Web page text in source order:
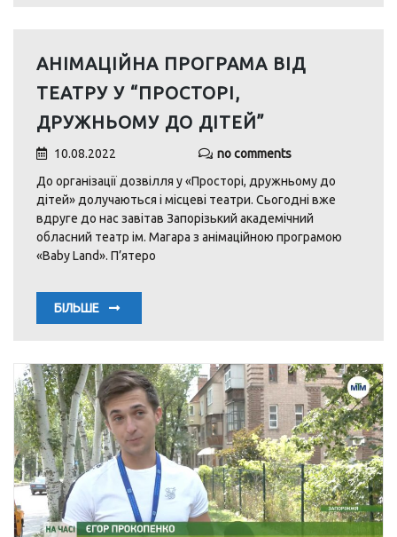
АНІМАЦІЙНА ПРОГРАМА ВІД
ТЕАТРУ У “ПРОСТОРІ,
ДРУЖНЬОМУ ДО ДІТЕЙ”
10.08.2022
no comments
До організації дозвілля у «Просторі, дружньому до
дітей» долучаються і місцеві театри. Сьогодні вже
вдруге до нас завітав Запорізький академічний
обласний театр ім. Магара з анімаційною програмою
«Baby Land». П’ятеро
БІЛЬШЕ